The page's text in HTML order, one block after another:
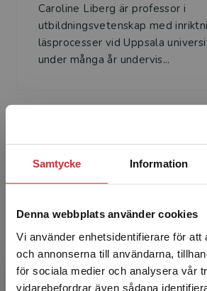
Samtycke Information
Denna webbplats använder cookies
Vi använder enhetsidentifierare för att
och annonserna till användarna,
för sociala medier och analysera vår
vidarebefordrar även sådana
Begränsad
Caroline Liberg är professor i
utbildningsvetenskap med
läsprocesser vid Uppsala
under många år undervis...
universitetslektor i didaktik med
svenska vid Uppsala universitet.
forskningsintress...